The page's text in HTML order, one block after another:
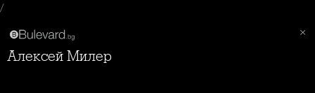
/
Алексей Милер